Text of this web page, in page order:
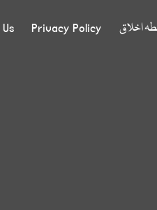
اخلاق Privacy Policy